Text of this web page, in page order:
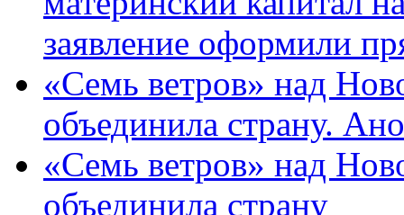
заявление оформили
«Семь ветров» над
объединила страну.
«Семь ветров» над
объединила страну